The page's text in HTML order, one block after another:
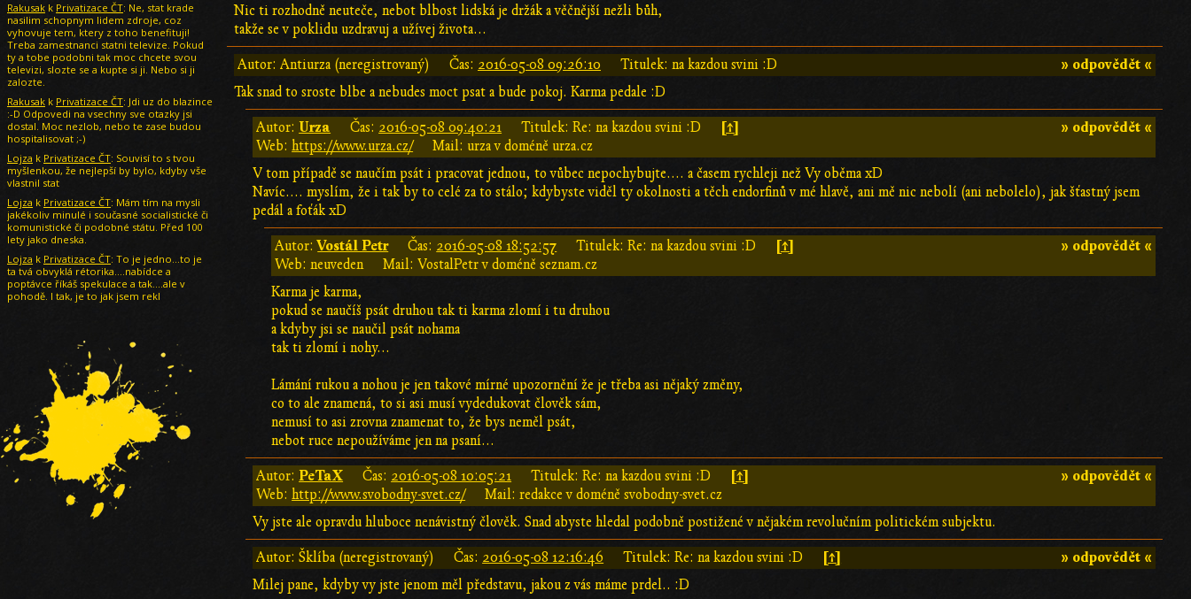
Nic ti rozhodně neuteče, nebot blbost lidská je držák a věčnější nežli bůh,
takže se v poklidu uzdravuj a užívej života...
» odpovědět «
Autor: Antiurza (neregistrovaný) Čas: 2016-05-08 09:26:10
Titulek: na kazdou svini :D
Tak snad to sroste blbe a nebudes moct psat a bude pokoj. Karma pedale :D
» odpovědět «
Autor: Urza Čas: 2016-05-08 09:40:21 Titulek: Re: na kazdou svini :D [↑]
Web:https://www.urza.cz/
Mail: urza v doméně urza.cz
V tom případě se naučím psát i pracovat jednou, to vůbec nepochybujte.... a časem rychleji než Vy oběma xD
Navíc.... myslím, že i tak by to celé za to stálo; kdybyste viděl ty okolnosti a těch endorfinů v mé hlavě, ani mě nic nebolí (ani nebolelo), jak šťastný jsem
pedál a foťák xD
» odpovědět «
Autor:Vostál Petr Čas: 2016-05-08 18:52:57 Titulek: Re: na kazdou svini :D [↑]
Web: neuveden
Mail: VostalPetr v doméně seznam.cz
Karma je karma,
pokud se naučíš psát druhou tak ti karma zlomí i tu druhou
a kdyby jsi se naučil psát nohama
tak ti zlomí i nohy...
Lámání rukou a nohou je jen takové mírné upozornění že je třeba asi nějaký změny,
co to ale znamená, to si asi musí vydedukovat člověk sám,
nemusí to asi zrovna znamenat to, že bys neměl psát,
nebot ruce nepoužíváme jen na psaní...
» odpovědět «
Autor:PeTaX Čas: 2016-05-08 10:05:21 Titulek: Re: na kazdou svini :D [↑]
Web:http://www.svobodny-svet.cz/
Mail: redakce v doméně svobodny-svet.cz
Vy jste ale opravdu hluboce nenávistný člověk. Snad abyste hledal podobně postižené v nějakém revolučním politickém subjektu.
» odpovědět «
Autor: Šklíba (neregistrovaný) Čas: 2016-05-08 12:16:46 Titulek: Re: na kazdou svini :D [↑]
Milej pane, kdyby vy jste jenom měl představu, jakou z vás máme prdel.. :D
Rakusak k Privatizace ČT: Ne, stat krade
nasilim schopnym lidem zdroje, coz
vyhovuje tem, ktery z toho benefituji!
Treba zamestnanci statni televize. Pokud
ty a tobe podobni tak moc chcete svou
televizi, slozte se a kupte si ji. Nebo si ji
zalozte.
Rakusak k Privatizace ČT: Jdi uz do blazince
:-D Odpovedi na vsechny sve otazky jsi
dostal. Moc nezlob, nebo te zase budou
hospitalisovat ;-)
Lojza k Privatizace ČT: Souvisí to s tvou
myšlenkou, že nejlepší by bylo, kdyby vše
vlastnil stat
Lojza k Privatizace ČT: Mám tím na mysli
jakékoliv minulé i současné socialistické či
komunistické či podobné státu. Před 100
lety jako dneska.
Lojza k Privatizace ČT: To je jedno...to je
ta tvá obvyklá rétorika....nabídce a
poptávce říkáš spekulace a tak....ale v
pohodě. I tak, je to jak jsem rekl